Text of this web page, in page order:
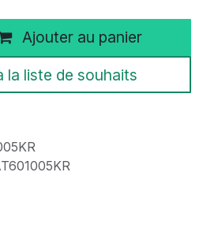
Ajouter au panier
la liste de souhaits